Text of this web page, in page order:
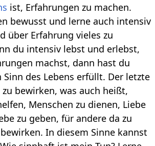
ist, Erfahrungen zu machen.
bewusst und lerne auch intensiv
über Erfahrung vieles zu
du intensiv lebst und erlebst,
machst, dann hast du
Sinn des Lebens erfüllt. Der letzte
bewirken, was auch heißt,
Menschen zu dienen, Liebe
zu geben, für andere da zu
In diesem Sinne kannst